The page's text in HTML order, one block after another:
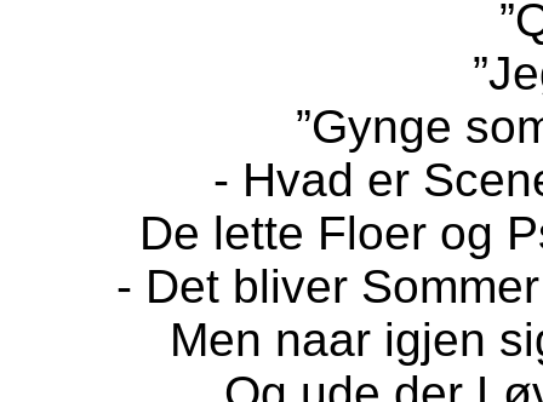
”Gynge
- Hvad er
De lette Floer og
- Det bliver
Men naar igjen